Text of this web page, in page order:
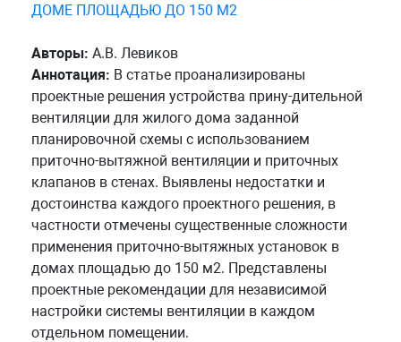
ДОМЕ ПЛОЩАДЬЮ ДО 150 М2
Авторы: А.В. Левиков
Аннотация: В статье проанализированы
проектные решения устройства прину-дительной
вентиляции для жилого дома заданной
планировочной схемы с использованием
приточно-вытяжной вентиляции и приточных
клапанов в стенах. Выявлены недостатки и
достоинства каждого проектного решения, в
частности отмечены существенные сложности
применения приточно-вытяжных установок в
домах площадью до 150 м2. Представлены
проектные рекомендации для независимой
настройки системы вентиляции в каждом
отдельном помещении.